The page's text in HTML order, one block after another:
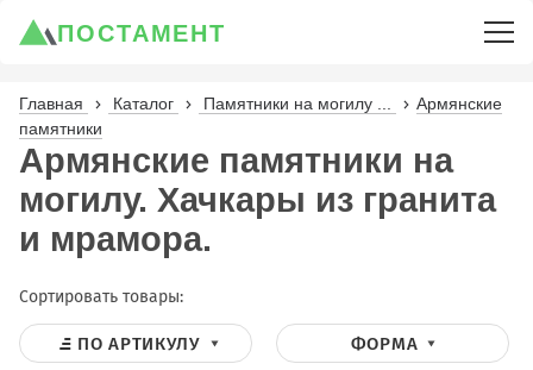
ПОСТАМЕНТ
Главная Каталог Памятники на могилу ...
Армянские
памятники
Армянские памятники на
могилу. Хачкары из гранита
и мрамора.
Сортировать товары:
ПО АРТИКУЛУ ФОРМА